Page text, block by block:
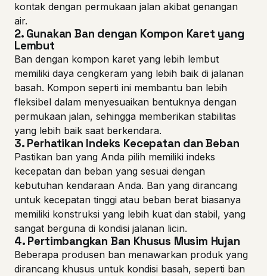
kontak dengan permukaan jalan akibat genangan
air.
2. Gunakan Ban dengan Kompon Karet yang
Lembut
Ban dengan kompon karet yang lebih lembut
memiliki daya cengkeram yang lebih baik di jalanan
basah. Kompon seperti ini membantu ban lebih
fleksibel dalam menyesuaikan bentuknya dengan
permukaan jalan, sehingga memberikan stabilitas
yang lebih baik saat berkendara.
3. Perhatikan Indeks Kecepatan dan Beban
Pastikan ban yang Anda pilih memiliki indeks
kecepatan dan beban yang sesuai dengan
kebutuhan kendaraan Anda. Ban yang dirancang
untuk kecepatan tinggi atau beban berat biasanya
memiliki konstruksi yang lebih kuat dan stabil, yang
sangat berguna di kondisi jalanan licin.
4. Pertimbangkan Ban Khusus Musim Hujan
Beberapa produsen ban menawarkan produk yang
dirancang khusus untuk kondisi basah, seperti ban